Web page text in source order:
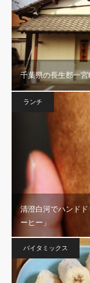
千葉県の長生郡一
ランチ
清澄白河でハンド
ーヒー」
バイタミックス